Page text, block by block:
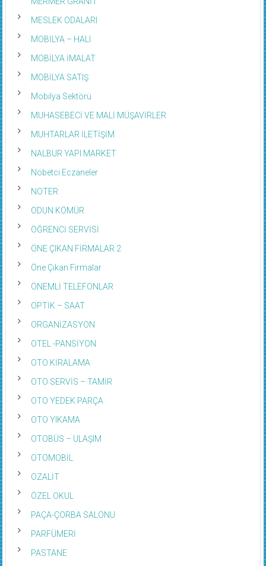
MESLEK ODALARI
MOBİLYA – HALI
MOBİLYA İMALAT
MOBİLYA SATIŞ
Mobilya Sektörü
MUHASEBECİ VE MALİ MÜŞAVİRLER
MUHTARLAR İLETİŞİM
NALBUR YAPI MARKET
Nöbetci Eczaneler
NOTER
ODUN KÖMÜR
ÖĞRENCİ SERVİSİ
ÖNE ÇIKAN FİRMALAR 2
Öne Çıkan Firmalar
ÖNEMLİ TELEFONLAR
OPTİK – SAAT
ORGANİZASYON
OTEL -PANSİYON
OTO KİRALAMA
OTO SERVİS – TAMİR
OTO YEDEK PARÇA
OTO YIKAMA
OTOBÜS – ULAŞIM
OTOMOBİL
OZALİT
ÖZEL OKUL
PAÇA-ÇORBA SALONU
PARFÜMERİ
PASTANE